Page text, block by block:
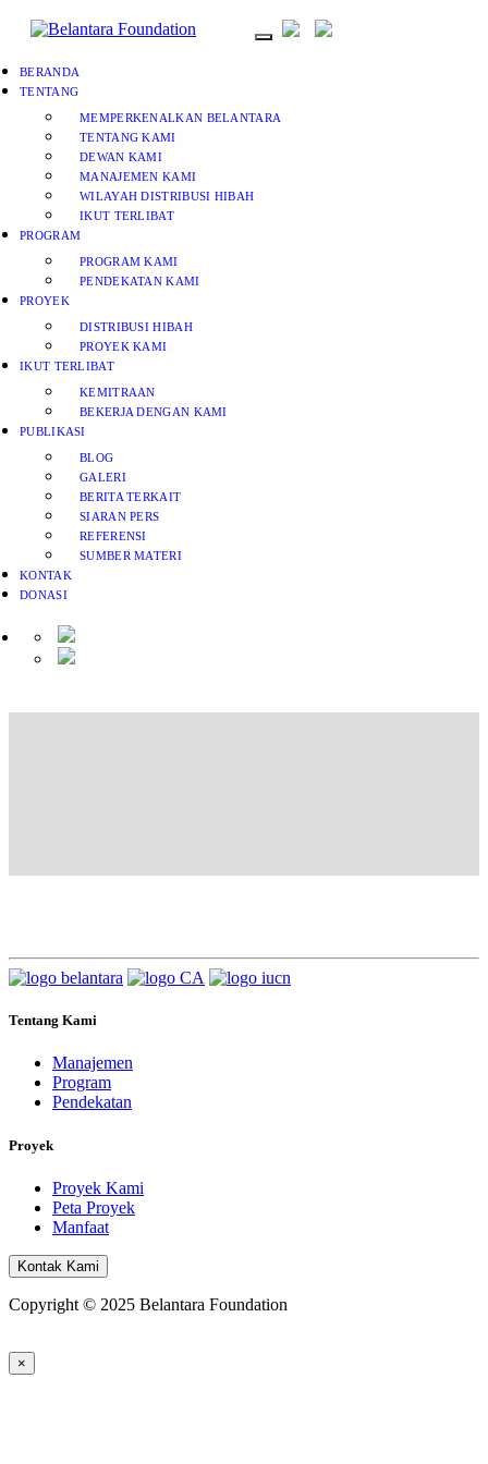
BERANDA
TENTANG
MEMPERKENALKAN BELANTARA
TENTANG KAMI
DEWAN KAMI
MANAJEMEN KAMI
WILAYAH DISTRIBUSI HIBAH
IKUT TERLIBAT
PROGRAM
PROGRAM KAMI
PENDEKATAN KAMI
PROYEK
DISTRIBUSI HIBAH
PROYEK KAMI
IKUT TERLIBAT
KEMITRAAN
BEKERJA DENGAN KAMI
PUBLIKASI
BLOG
GALERI
BERITA TERKAIT
SIARAN PERS
REFERENSI
SUMBER MATERI
KONTAK
DONASI
Tentang Kami
Manajemen
Program
Pendekatan
Proyek
Proyek Kami
Peta Proyek
Manfaat
Kontak Kami
Copyright © 2025 Belantara Foundation
×